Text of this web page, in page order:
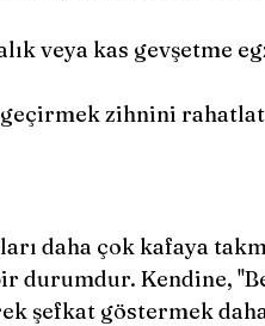
veya kas gevşetme
zihnini
daha çok kafaya
durumdur. Kendine,
şefkat göstermek